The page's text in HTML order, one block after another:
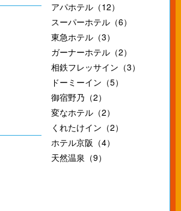
アパホテル（12）
スーパーホテル（6）
東急ホテル（3）
ガーナーホテル（2）
相鉄フレッサイン（3）
ドーミーイン（5）
御宿野乃（2）
変なホテル（2）
くれたけイン（2）
ホテル京阪（4）
天然温泉（9）